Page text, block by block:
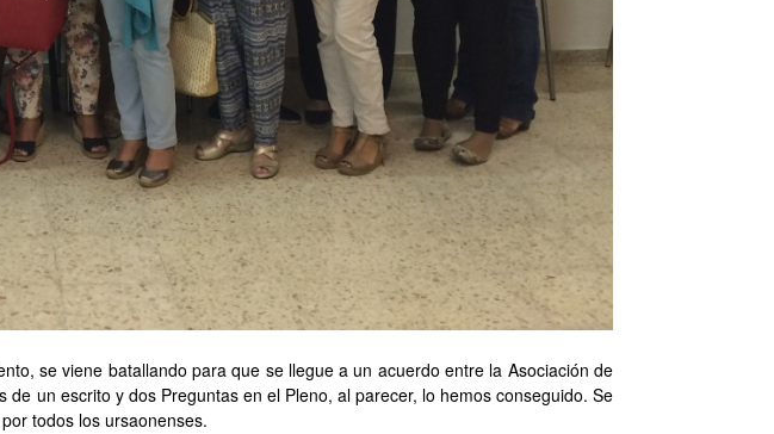
se viene batallando para que se llegue a un acuerdo entre la Asociación de
un escrito y dos Preguntas en el Pleno, al parecer, lo hemos conseguido. Se
todos los ursaonenses.